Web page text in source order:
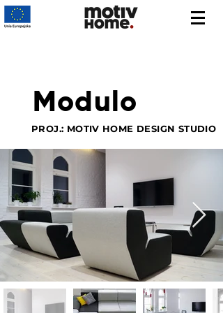
Modulo
PROJ.: MOTIV HOME DESIGN STUDIO